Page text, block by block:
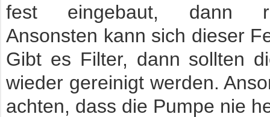
fest eingebaut, dann
Ansonsten kann sich dieser
Gibt es Filter, dann sollten
wieder gereinigt werden.
achten, dass die Pumpe nie